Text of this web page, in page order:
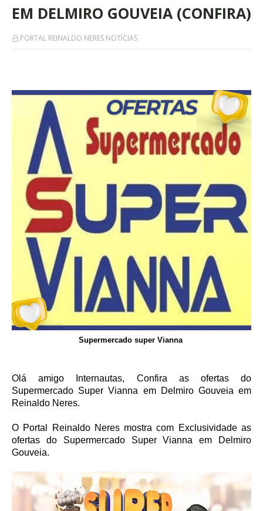
EM DELMIRO GOUVEIA (CONFIRA)
PORTAL REINALDO NERES NOTÍCIAS
Supermercado super Vianna
Olá amigo Internautas, Confira as ofertas do
Supermercado Super Vianna em Delmiro Gouveia em
Reinaldo Neres.
O Portal Reinaldo Neres mostra com Exclusividade as
ofertas do Supermercado Super Vianna em Delmiro
Gouveia.